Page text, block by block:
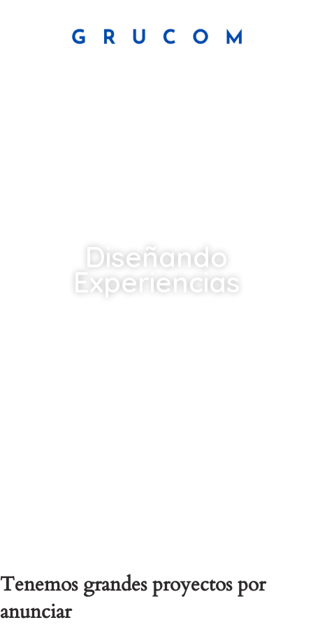
Diseñando
Experiencias
Tenemos grandes proyectos por
anunciar